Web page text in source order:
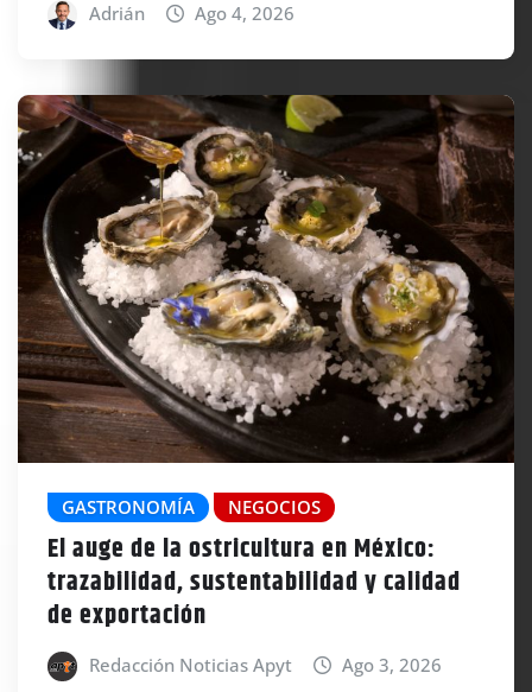
Adrián Ago 4, 2026
GASTRONOMÍA NEGOCIOS
El auge de la ostricultura en México:
trazabilidad, sustentabilidad y calidad
de exportación
Redacción Noticias Apyt Ago 3, 2026